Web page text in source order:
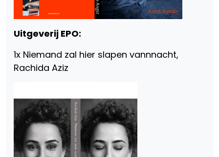
Uitgeverij EPO:
1x Niemand zal hier slapen vannnacht,
Rachida Aziz